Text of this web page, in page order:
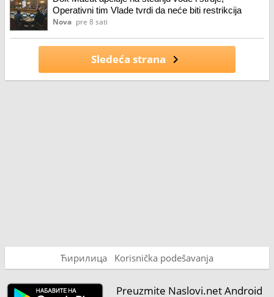
Operativni tim Vlade tvrdi da neće biti restrikcija
Nova pre 8 sati
Sledeća strana
Ћирилица Korisnička podešavanja
Preuzmite Naslovi.net Android